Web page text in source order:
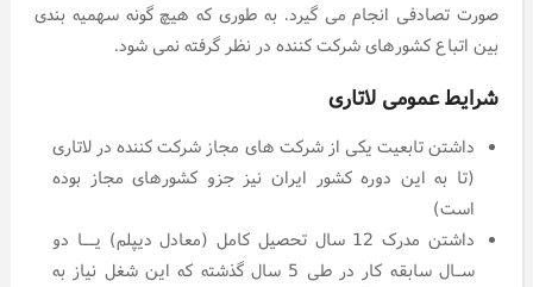
صورت تصادفی انجام می گیرد. به طوری که هیچ گونه سهمیه بندی
بین اتباع کشورهای شرکت کننده در نظر گرفته نمی شود.
شرایط عمومی لاتاری
داشتن تابعیت یکی از شرکت های مجاز شرکت کننده در لاتاری
(تا به این دوره کشور ایران نیز جزو کشورهای مجاز بوده
است)
داشتن مدرک 12 سال تحصيل کامل (معادل دیپلم) يــا دو
سـال سابقه کار در طی 5 سال گذشته که این شغل نیاز به